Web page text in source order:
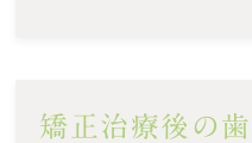
矯正治療後の